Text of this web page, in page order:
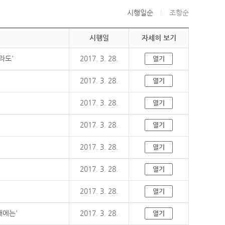
시행일순 조항순
시행일 자세히 보기
도' 2017. 3. 28. 열기
2017. 3. 28. 열기
2017. 3. 28. 열기
2017. 3. 28. 열기
2017. 3. 28. 열기
2017. 3. 28. 열기
2017. 3. 28. 열기
에는' 2017. 3. 28. 열기